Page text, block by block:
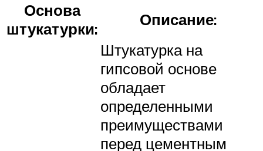
Основа
штукатурки:
Описание:
Штукатурка на
гипсовой основе
обладает
определенными
преимуществами
перед цементным